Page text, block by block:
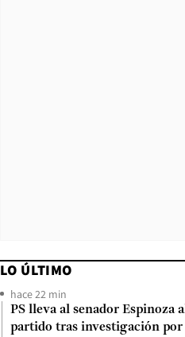
LO ÚLTIMO
hace 22 min
PS lleva al senador Espinoza
partido tras investigación